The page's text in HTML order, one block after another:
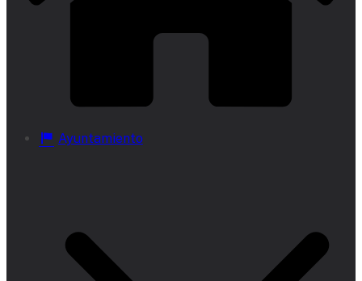
Ayuntamiento